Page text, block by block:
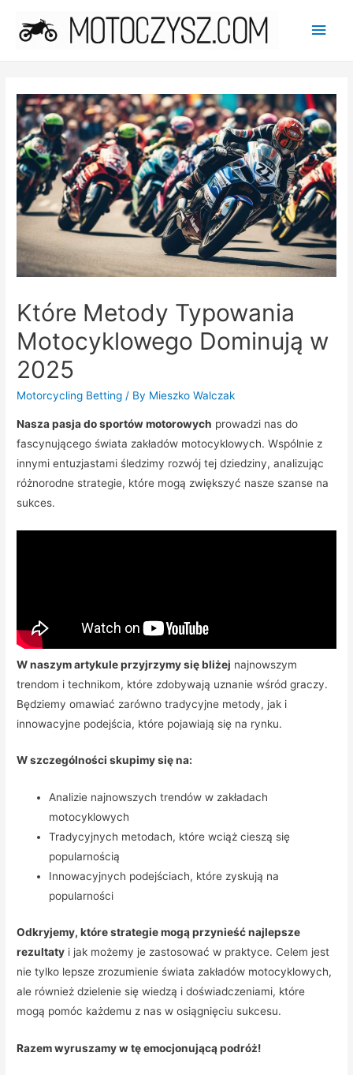
Main
Które Metody Typowania
Motocyklowego Dominują w
2025
Motorcycling Betting / By Mieszko Walczak
Nasza pasja do sportów motorowych prowadzi nas do
fascynującego świata zakładów motocyklowych. Wspólnie z
innymi entuzjastami śledzimy rozwój tej dziedziny, analizując
różnorodne strategie, które mogą zwiększyć nasze szanse na
sukces.
W naszym artykule przyjrzymy się bliżej najnowszym
trendom i technikom, które zdobywają uznanie wśród graczy.
Będziemy omawiać zarówno tradycyjne metody, jak i
innowacyjne podejścia, które pojawiają się na rynku.
W szczególności skupimy się na:
Analizie najnowszych trendów w zakładach
motocyklowych
Tradycyjnych metodach, które wciąż cieszą się
popularnością
Innowacyjnych podejściach, które zyskują na
popularności
Odkryjemy, które strategie mogą przynieść najlepsze
rezultaty i jak możemy je zastosować w praktyce. Celem jest
nie tylko lepsze zrozumienie świata zakładów motocyklowych,
ale również dzielenie się wiedzą i doświadczeniami, które
mogą pomóc każdemu z nas w osiągnięciu sukcesu.
Razem wyruszamy w tę emocjonującą podróż!